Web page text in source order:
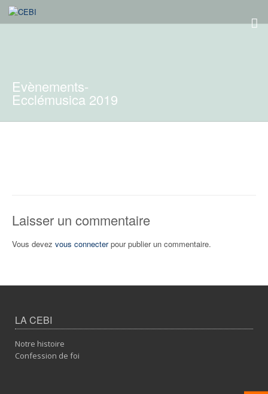
Evènements-
Ecclémusica 2019
Laisser un commentaire
Vous devez vous connecterpour publier un commentaire.
LA CEBI
Notre histoire
Confession de foi